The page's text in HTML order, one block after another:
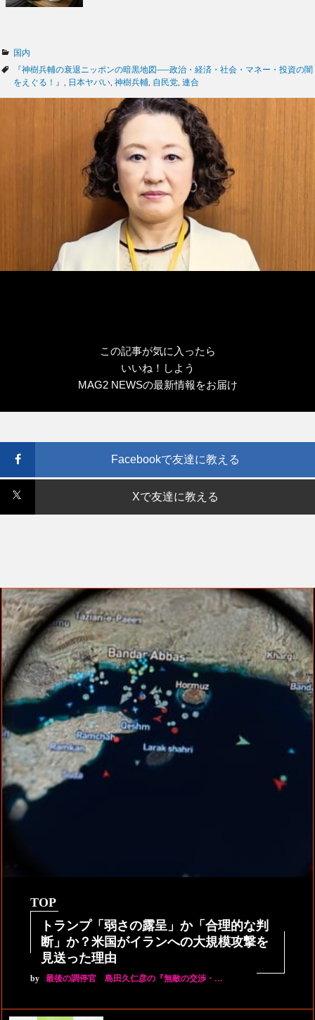
カ
テ
ゴ
国内
タ
グ
『神樹兵輔の衰退ニッポンの暗黒地図──政治・経済・社会・マネー・投資の闇
をえぐる！』
日本ヤバい 神樹兵輔 自民党 連合
この記事が気に入ったら
いいね！しよう
MAG2 NEWSの最新情報をお届け
Facebookで友達に教える
Xで友達に教える
TOP
トランプ「弱さの露呈」か「合理的な判
断」か？米国がイランへの大規模攻撃を
見送った理由
by 最後の調停官 島田久仁彦の『無敵の交渉・…